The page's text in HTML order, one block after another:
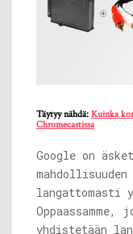
Täytyy nähdä: Kuinka
Chromecastissa
Google on
langattomasti
yhdistetään